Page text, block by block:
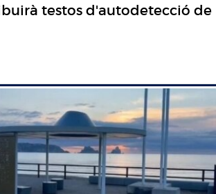
testos d'autodetecció de